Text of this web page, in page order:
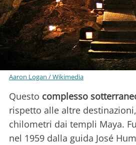
Aaron Logan / Wikimedia
Questo complesso
rispetto alle altre
chilometri dai templi Maya.
nel 1959 dalla guida José